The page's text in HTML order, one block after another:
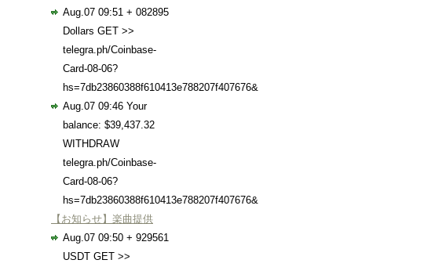
Aug.07 09:51 + 082895
Dollars GET >>
telegra.ph/Coinbase-
Card-08-06?
hs=7db23860388f610413e788207f407676&
Aug.07 09:46 Your
balance: $39,437.32
WITHDRAW
telegra.ph/Coinbase-
Card-08-06?
hs=7db23860388f610413e788207f407676&
【お知らせ】楽曲提供
Aug.07 09:50 + 929561
USDT GET >>